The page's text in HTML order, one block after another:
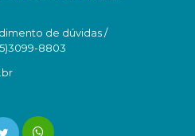
de dúvidas /
8803